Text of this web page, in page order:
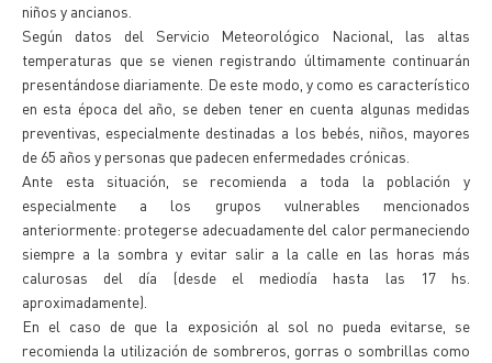
niños y ancianos.
Según datos del Servicio Meteorológico Nacional, las altas
temperaturas que se vienen registrando últimamente continuarán
presentándose diariamente. De este modo, y como es característico
en esta época del año, se deben tener en cuenta algunas medidas
preventivas, especialmente destinadas a los bebés, niños, mayores
de 65 años y personas que padecen enfermedades crónicas.
Ante esta situación, se recomienda a toda la población y
especialmente a los grupos vulnerables mencionados
anteriormente: protegerse adecuadamente del calor permaneciendo
siempre a la sombra y evitar salir a la calle en las horas más
calurosas del día (desde el mediodía hasta las 17 hs.
aproximadamente).
En el caso de que la exposición al sol no pueda evitarse, se
recomienda la utilización de sombreros, gorras o sombrillas como